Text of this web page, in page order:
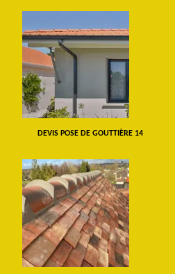
DEVIS POSE DE GOUTTIÈRE 14